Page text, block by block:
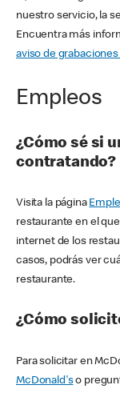
nuestro servicio, la
Encuentra más
aviso de
Empleos
¿Cómo sé si
contratando?
Visita la página
restaurante en el
internet de los
casos, podrás ver
restaurante.
¿Cómo
Para solicitar en
McDonald'so